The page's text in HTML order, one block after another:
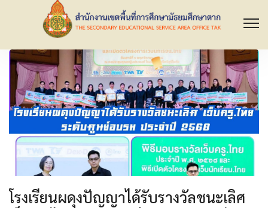
โรงเรียนผดุงปัญญาได้รับรางวัลชนะเลิศ